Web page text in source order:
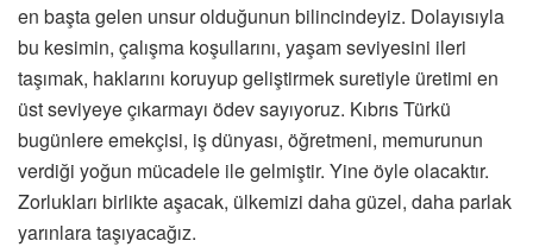
en başta gelen unsur olduğunun bilincindeyiz. Dolayısıyla
bu kesimin, çalışma koşullarını, yaşam seviyesini ileri
taşımak, haklarını koruyup geliştirmek suretiyle üretimi en
üst seviyeye çıkarmayı ödev sayıyoruz. Kıbrıs Türkü
bugünlere emekçisi, iş dünyası, öğretmeni, memurunun
verdiği yoğun mücadele ile gelmiştir. Yine öyle olacaktır.
Zorlukları birlikte aşacak, ülkemizi daha güzel, daha parlak
yarınlara taşıyacağız.